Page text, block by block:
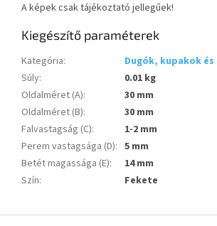
A képek csak tájékoztató jellegűek!
Kiegészítő paraméterek
Kategória:
Dugók, kupakok
Súly:
0.01 kg
Oldalméret (A):
30 mm
Oldalméret (B):
30 mm
Falvastagság (C):
1-2 mm
Perem vastagsága (D): 5 mm
Betét magassága (E):
14 mm
Szín: Fekete